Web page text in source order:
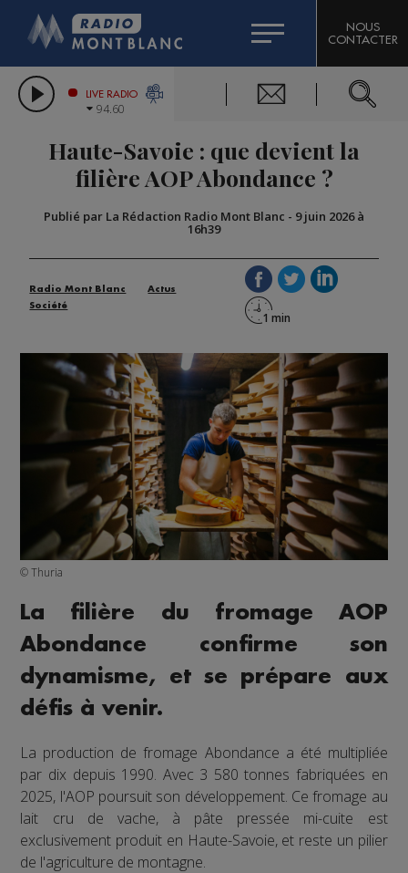
LES CHRONIQUES DE L'EXPERT
CITIZEN MACHINERY
GRAND MASSIF DOMAINES SKIABLES
BIGARD
COMPAGNIE DU MONT-BLANC
NOUS
CONTACTER
LIVE RADIO
94.60
Haute-Savoie : que devient la
filière AOP Abondance ?
Publié par La Rédaction Radio Mont Blanc - 9 juin 2026 à
16h39
Radio Mont Blanc
Actus
Société
© Thuria
La filière du fromage AOP
Abondance confirme son
dynamisme, et se prépare aux
défis à venir.
La production de fromage Abondance a été multipliée
par dix depuis 1990. Avec 3 580 tonnes fabriquées en
2025, l'AOP poursuit son développement. Ce fromage au
lait cru de vache, à pâte pressée mi-cuite est
exclusivement produit en Haute-Savoie, et reste un pilier
de l'agriculture de montagne.